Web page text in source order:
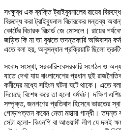
সংক্ষুব্ধ এক ব্যক্তি ট্রাইব্যুনালের রায়ের
বিরুদ্ধে করা ট্রাইব্যুনাল বিচারকের মন্তব্য
কোর্টের বিচারক রিচার্ড জে মোসলে। রায়ের
জড়িত কি না তা বুঝতে তদন্তকারি অভিবাসন
এতে বলা হয়, অনুসন্ধান প্রক্রিয়াটি ছিলো
সংবাদ সংস্থা, সরকারি-বেসরকারি সংগঠন ও
যাতে দেখা যায় বাংলাদেশের প্রধান দুই
কর্মীদের মধ্যে সহিংস ঘটনা ঘটে থাকে। এতে
দিয়েছে বিশেষ করে তা হলো ধর্মঘট। দক্ষিণ
সম্পৃক্ত, জনগণের প্রতিবাদ হিসেবে ভারতের
গোড়াপত্তন করেন নেতা মহাত্মা গান্ধী। তদন্ত
সেটা হলো- বিএনপি বা আওয়ামী লীগ যে দলই